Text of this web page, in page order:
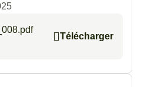
Télécharger